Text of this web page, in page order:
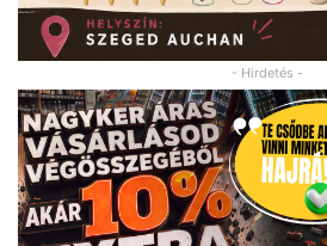
- Hirdetés -